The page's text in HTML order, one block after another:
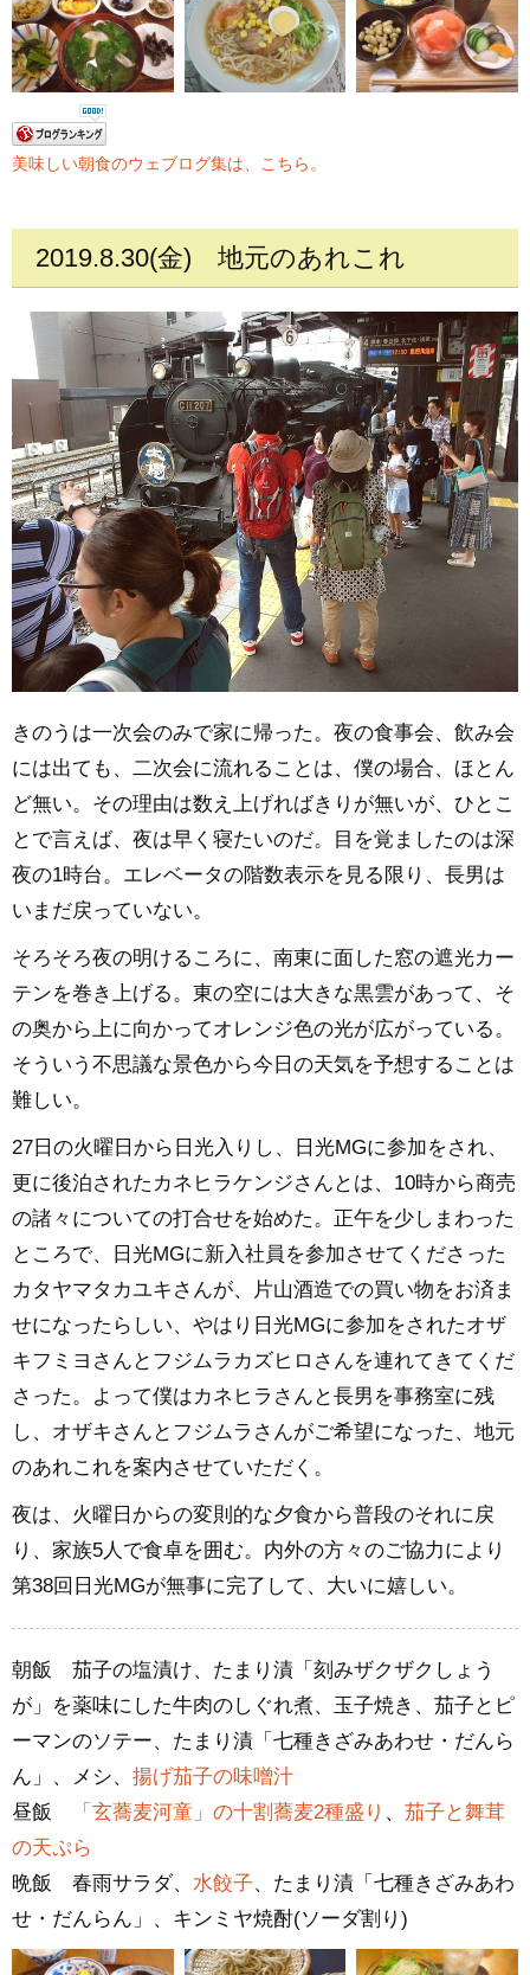
美味しい朝食のウェブログ集は、こちら。
2019.8.30(金) 地元のあれこれ
きのうは一次会のみで家に帰った。夜の食事会、飲み会
には出ても、二次会に流れることは、僕の場合、ほとん
ど無い。その理由は数え上げればきりが無いが、ひとこ
とで言えば、夜は早く寝たいのだ。目を覚ましたのは深
夜の1時台。エレベータの階数表示を見る限り、長男は
いまだ戻っていない。
そろそろ夜の明けるころに、南東に面した窓の遮光カー
テンを巻き上げる。東の空には大きな黒雲があって、そ
の奥から上に向かってオレンジ色の光が広がっている。
そういう不思議な景色から今日の天気を予想することは
難しい。
27日の火曜日から日光入りし、日光MGに参加をされ、
更に後泊されたカネヒラケンジさんとは、10時から商売
の諸々についての打合せを始めた。正午を少しまわった
ところで、日光MGに新入社員を参加させてくださった
カタヤマタカユキさんが、片山酒造での買い物をお済ま
せになったらしい、やはり日光MGに参加をされたオザ
キフミヨさんとフジムラカズヒロさんを連れてきてくだ
さった。よって僕はカネヒラさんと長男を事務室に残
し、オザキさんとフジムラさんがご希望になった、地元
のあれこれを案内させていただく。
夜は、火曜日からの変則的な夕食から普段のそれに戻
り、家族5人で食卓を囲む。内外の方々のご協力により
第38回日光MGが無事に完了して、大いに嬉しい。
朝飯 茄子の塩漬け、たまり漬「刻みザクザクしょう
が」を薬味にした牛肉のしぐれ煮、玉子焼き、茄子とピ
ーマンのソテー、たまり漬「七種きざみあわせ・だんら
ん」、メシ、 揚げ茄子の味噌汁
昼飯
「玄蕎麦河童」の十割蕎麦2種盛り 、 茄子と舞茸
の天ぷら
晩飯 春雨サラダ、 水餃子、たまり漬「七種きざみあわ
せ・だんらん」、キンミヤ焼酎(ソーダ割り)